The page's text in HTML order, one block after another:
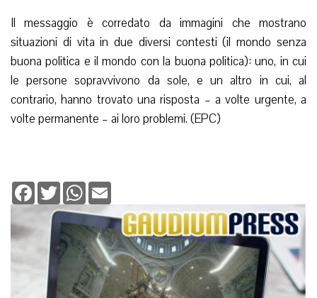
Il messaggio è corredato da immagini che mostrano
situazioni di vita in due diversi contesti (il mondo senza
buona politica e il mondo con la buona politica): uno, in cui
le persone sopravvivono da sole, e un altro in cui, al
contrario, hanno trovato una risposta – a volte urgente, a
volte permanente – ai loro problemi. (EPC)
Facebook
TwitterWhatsApp